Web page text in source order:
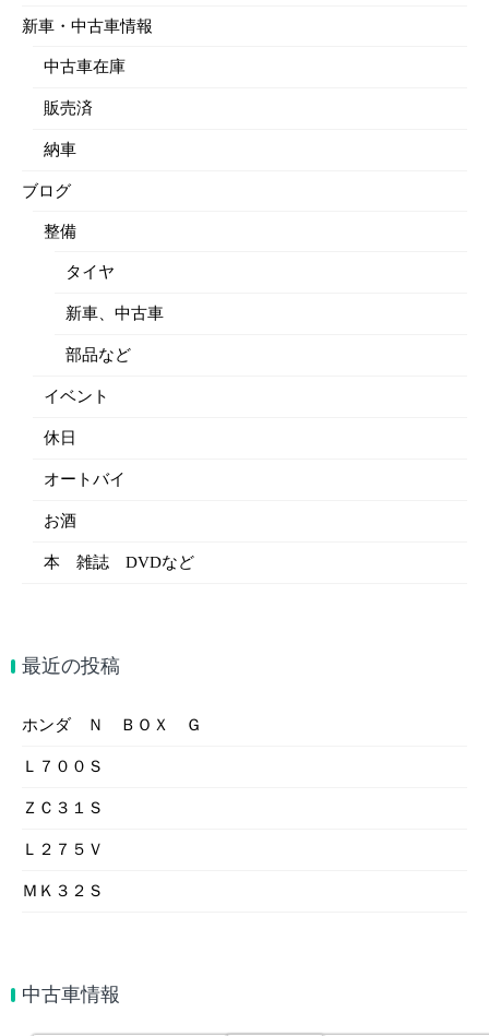
新車・中古車情報
中古車在庫
販売済
納車
ブログ
整備
タイヤ
新車、中古車
部品など
イベント
休日
オートバイ
お酒
本 雑誌 DVDなど
最近の投稿
ホンダ Ｎ ＢＯＸ Ｇ
Ｌ７００Ｓ
ＺＣ３１Ｓ
Ｌ２７５Ｖ
ＭＫ３２Ｓ
中古車情報